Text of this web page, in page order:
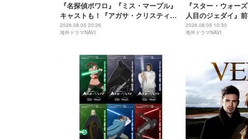
『名探偵ポワロ』『ミス・マープル』
キャストも！『アガサ・クリスティー
無実はさいなむ』8月10日（月）放送ス
タート
2026.08.05 20:26
海外ドラマNAVI
『スター・ウォー
人目のジェダイ』
催！神山総監督や川
る
2026.08.05 10:30
海外ドラマNAVI